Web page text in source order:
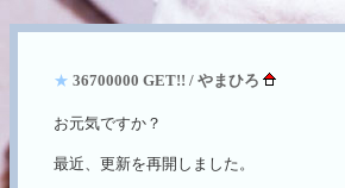
★ 36700000 GET!! / やまひろ
お元気ですか？
最近、更新を再開しました。